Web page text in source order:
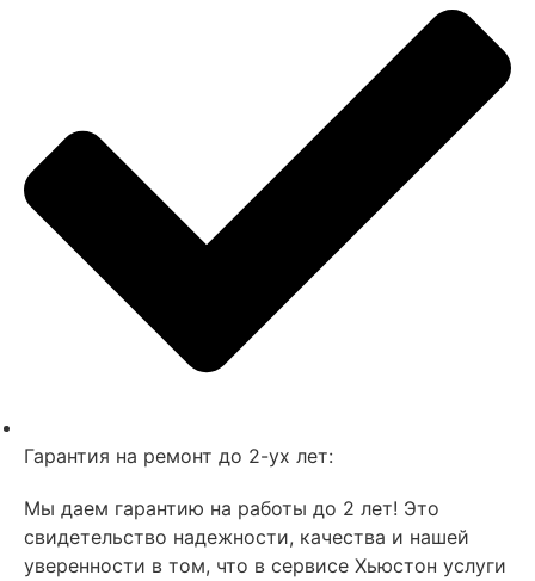
Гарантия на ремонт до 2-ух лет:
Мы даем гарантию на работы до 2 лет! Это
свидетельство надежности, качества и нашей
уверенности в том, что в сервисе Хьюстон услуги